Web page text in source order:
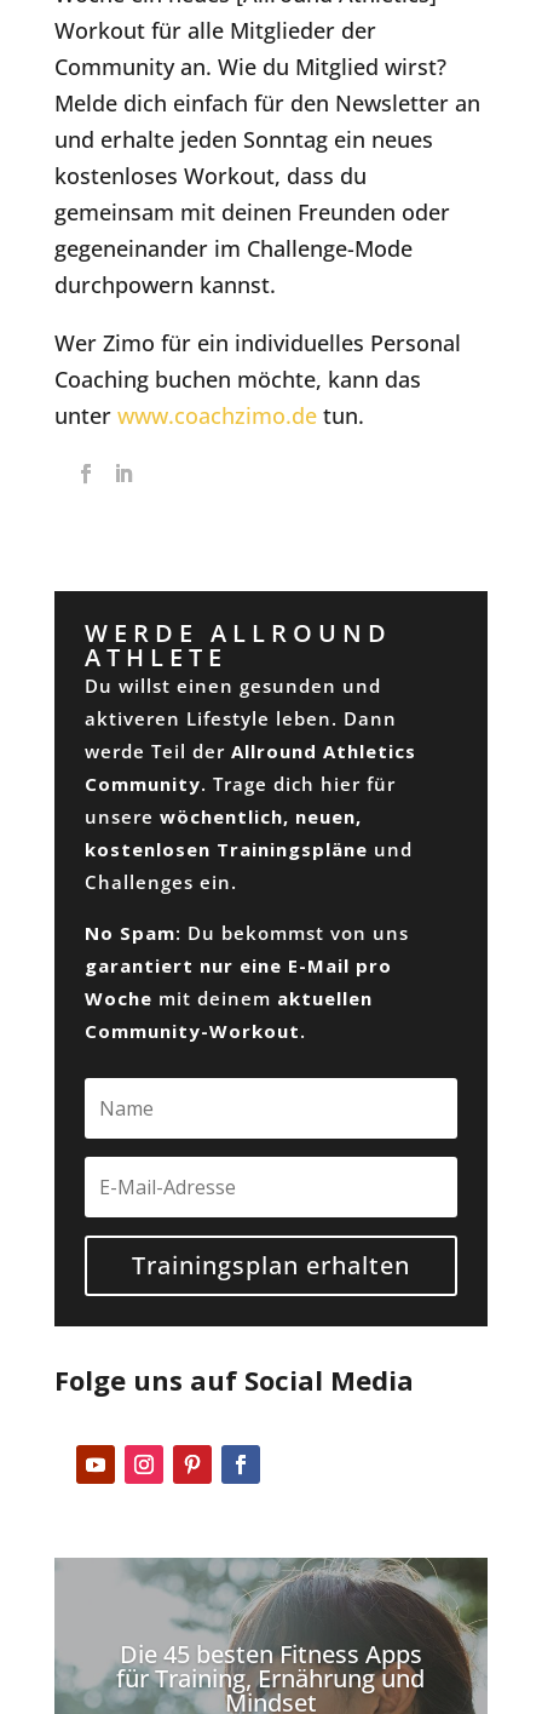
Workout für alle Mitglieder der
Community an. Wie du Mitglied wirst?
Melde dich einfach für den Newsletter an
und erhalte jeden Sonntag ein neues
kostenloses Workout, dass du
gemeinsam mit deinen Freunden oder
gegeneinander im Challenge-Mode
durchpowern kannst.
Wer Zimo für ein individuelles Personal
Coaching buchen möchte, kann das
unter www.coachzimo.de tun.
WERDE ALLROUND
ATHLETE
Du willst einen gesunden und
aktiveren Lifestyle leben. Dann
werde Teil der Allround Athletics
Community. Trage dich hier für
unsere wöchentlich, neuen,
kostenlosen Trainingspläne und
Challenges ein.
No Spam: Du bekommst von uns
garantiert nur eine E-Mail pro
Woche mit deinem aktuellen
Community-Workout.
Trainingsplan erhalten
Folge uns auf Social Media
Die 45 besten Fitness Apps
für Training, Ernährung und
Mindset